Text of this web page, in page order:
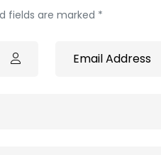
fields are marked *